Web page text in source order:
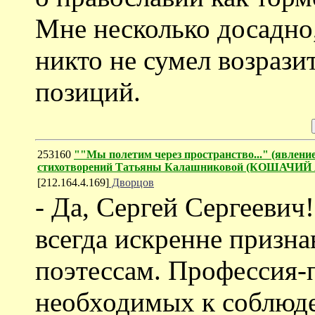
Мне несколько
никто не сумел
позиций.
253160 ""Мы полетим через пространство..."
стихотворений Татьяны Калашниковой
[212.164.4.169] Дворцов
- Да, Сергей
всегда искренне
поэтессам. Профессия-
необходимых к